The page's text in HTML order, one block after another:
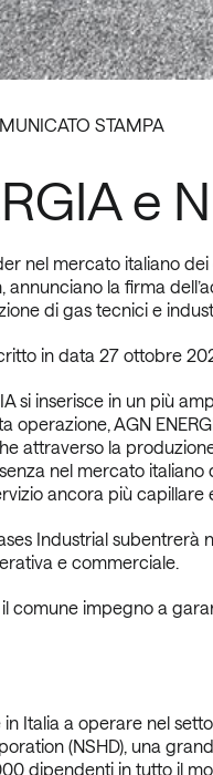
STAMPA
e
nel mercato italiano
la firma
di gas tecnici e
in data 27 ottobre
si inserisce in un più
operazione, AGN
attraverso la
nel mercato
ancora più
Industrial
e commerciale.
comune impegno a
Italia a operare nel
(NSHD), una
dipendenti in tutto il